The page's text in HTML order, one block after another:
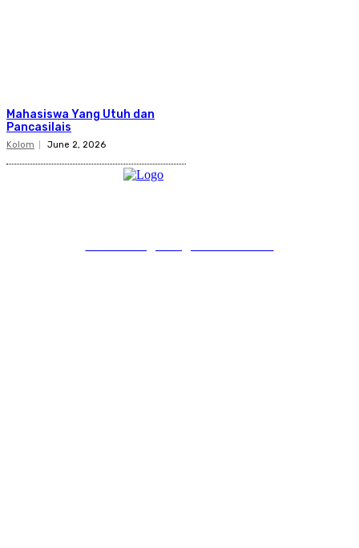
Mahasiswa Yang Utuh dan
Pancasilais
Kolom June 2, 2026